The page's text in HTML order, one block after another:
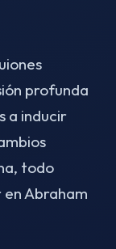
profunda
a inducir
todo
Abraham